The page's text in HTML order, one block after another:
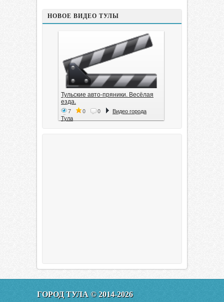
НОВОЕ ВИДЕО ТУЛЫ
Тульские авто-пряники. Весёлая
езда.
7 0 0
Видео города
Тула
00:20:11
Эфир от 11.01.2016 (19.35) Тула
ГОРОД ТУЛА © 2014-2026